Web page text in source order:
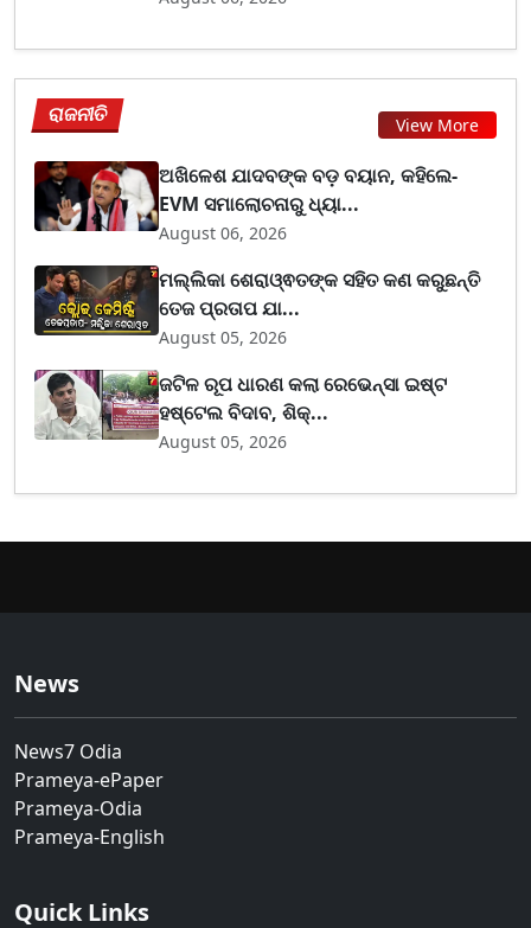
ରାଜନୀତି View More
ଅଖିଳେଶ ଯାଦବଙ୍କ ବଡ଼ ବୟାନ, କହିଲେ-
EVM ସମାଲୋଚନାରୁ ଧ୍ୟା...
August 06, 2026
ମଲ୍ଲିକା ଶେରାଓ୍ଵତଙ୍କ ସହିତ କଣ କରୁଛନ୍ତି
ତେଜ ପ୍ରତାପ ଯା...
August 05, 2026
ଜଟିଳ ରୂପ ଧାରଣ କଲା ରେଭେନ୍ସା ଇଷ୍ଟ
ହଷ୍ଟେଲ ବିଦାବ, ଶିକ୍...
August 05, 2026
News
News7 Odia
Prameya-ePaper
Prameya-Odia
Prameya-English
Quick Links